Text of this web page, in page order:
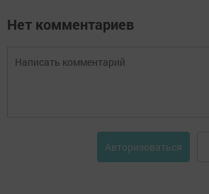
Нет комментариев
Авторизоваться